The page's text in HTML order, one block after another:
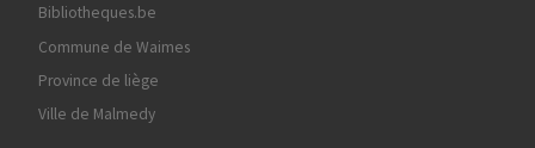
Bibliotheques.be
Commune de Waimes
Province de liège
Ville de Malmedy